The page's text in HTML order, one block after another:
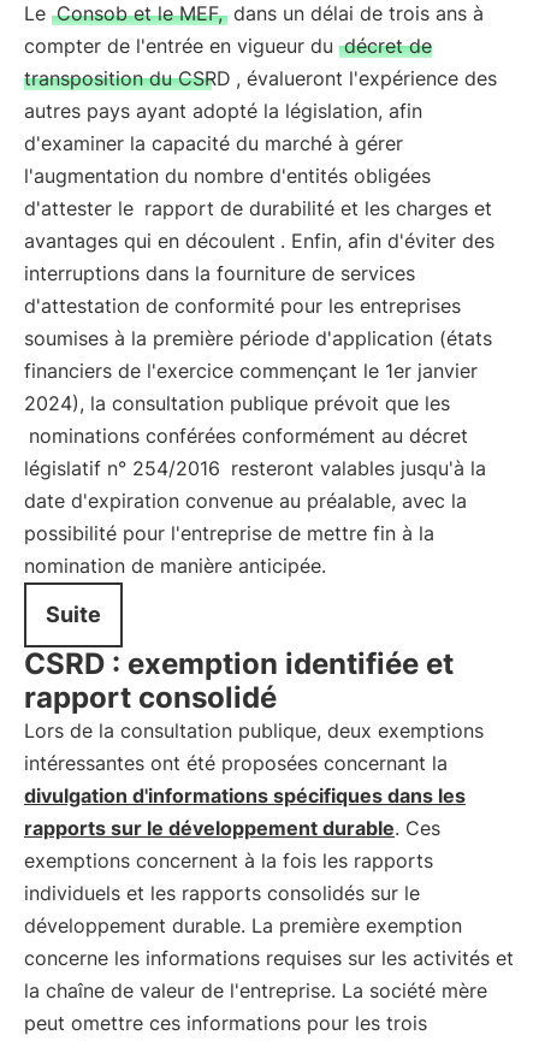
Le Consob et le MEF, dans un délai de trois ans à
compter de l'entrée en vigueur du décret de
transposition du CSRD , évalueront l'expérience des
autres pays ayant adopté la législation, afin
d'examiner la capacité du marché à gérer
l'augmentation du nombre d'entités obligées
d'attester le rapport de durabilité et les charges et
avantages qui en découlent . Enfin, afin d'éviter des
interruptions dans la fourniture de services
d'attestation de conformité pour les entreprises
soumises à la première période d'application (états
financiers de l'exercice commençant le 1er janvier
2024), la consultation publique prévoit que les
nominations conférées conformément au décret
législatif n° 254/2016 resteront valables jusqu'à la
date d'expiration convenue au préalable, avec la
possibilité pour l'entreprise de mettre fin à la
nomination de manière anticipée.
Suite
CSRD : exemption identifiée et
rapport consolidé
Lors de la consultation publique, deux exemptions
intéressantes ont été proposées concernant la
divulgation d'informations spécifiques dans les
rapports sur le développement durable. Ces
exemptions concernent à la fois les rapports
individuels et les rapports consolidés sur le
développement durable. La première exemption
concerne les informations requises sur les activités et
la chaîne de valeur de l'entreprise. La société mère
peut omettre ces informations pour les trois